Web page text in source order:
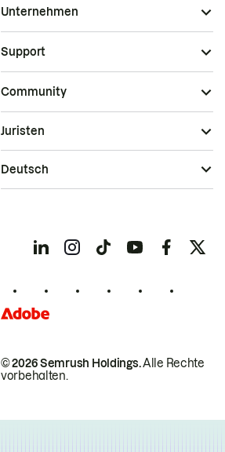
Unternehmen
Support
Community
© 2026 Semrush Holdings.Alle Rechte
vorbehalten.
Juristen
Deutsch